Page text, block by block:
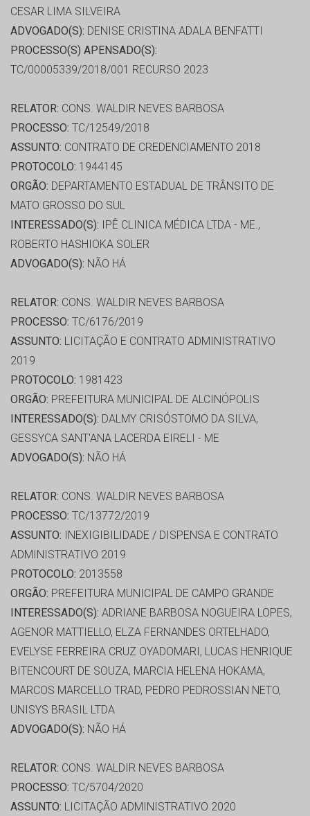
CESAR LIMA SILVEIRA
ADVOGADO(S): DENISE CRISTINA ADALA BENFATTI
PROCESSO(S) APENSADO(S):
TC/00005339/2018/001 RECURSO 2023
RELATOR: CONS. WALDIR NEVES BARBOSA
PROCESSO: TC/12549/2018
ASSUNTO: CONTRATO DE CREDENCIAMENTO 2018
PROTOCOLO: 1944145
ORGÃO: DEPARTAMENTO ESTADUAL DE TRÂNSITO DE
MATO GROSSO DO SUL
INTERESSADO(S): IPÊ CLINICA MÉDICA LTDA - ME.,
ROBERTO HASHIOKA SOLER
ADVOGADO(S): NÃO HÁ
RELATOR: CONS. WALDIR NEVES BARBOSA
PROCESSO: TC/6176/2019
ASSUNTO: LICITAÇÃO E CONTRATO ADMINISTRATIVO
2019
PROTOCOLO: 1981423
ORGÃO: PREFEITURA MUNICIPAL DE ALCINÓPOLIS
INTERESSADO(S): DALMY CRISÓSTOMO DA SILVA,
GESSYCA SANT'ANA LACERDA EIRELI - ME
ADVOGADO(S): NÃO HÁ
RELATOR: CONS. WALDIR NEVES BARBOSA
PROCESSO: TC/13772/2019
ASSUNTO: INEXIGIBILIDADE / DISPENSA E CONTRATO
ADMINISTRATIVO 2019
PROTOCOLO: 2013558
ORGÃO: PREFEITURA MUNICIPAL DE CAMPO GRANDE
INTERESSADO(S): ADRIANE BARBOSA NOGUEIRA LOPES,
AGENOR MATTIELLO, ELZA FERNANDES ORTELHADO,
EVELYSE FERREIRA CRUZ OYADOMARI, LUCAS HENRIQUE
BITENCOURT DE SOUZA, MARCIA HELENA HOKAMA,
MARCOS MARCELLO TRAD, PEDRO PEDROSSIAN NETO,
UNISYS BRASIL LTDA
ADVOGADO(S): NÃO HÁ
RELATOR: CONS. WALDIR NEVES BARBOSA
PROCESSO: TC/5704/2020
ASSUNTO: LICITAÇÃO ADMINISTRATIVO 2020